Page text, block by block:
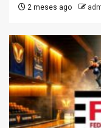
2 meses ago